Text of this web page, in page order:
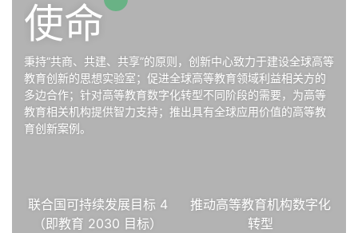
使命
秉持“共商、共建、共享”的原则，创新中心致力于建设全球高等
教育创新的思想实验室；促进全球高等教育领域利益相关方的
多边合作；针对高等教育数字化转型不同阶段的需要，为高等
教育相关机构提供智力支持；推出具有全球应用价值的高等教
育创新案例。
联合国可持续发展目标 4
（即教育 2030 目标）
推动高等教育机构数字化
转型